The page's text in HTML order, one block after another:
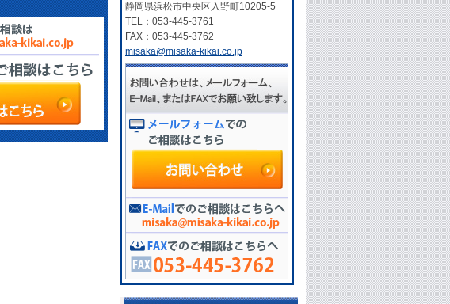
静岡県浜松市中央区入野町10205-5
TEL：053-445-3761
FAX：053-445-3762
misaka@misaka-kikai.co.jp